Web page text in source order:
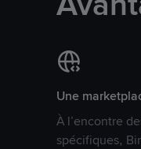
Une
À l’encontre
spécifiques,